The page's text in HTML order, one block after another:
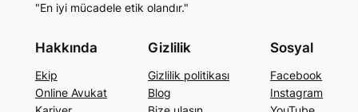
"En iyi mücadele etik olandır."
Hakkında
Ekip
Online Avukat
Gizlilik
Gizlilik politikası
Blog
Sosyal
Facebook
Instagram